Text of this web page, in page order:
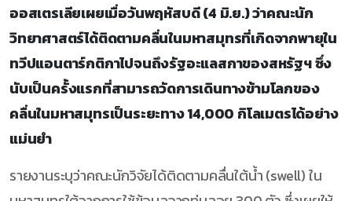
ออสเตรเลียเผยเมื่อวันพฤหัสบดี (4 มิ.ย.) ว่าคณะนัก
วิทยาศาสตร์ได้ติดตามคลื่นในมหาสมุทรที่เกิดจากพายุใน
ทวีปแอนตาร์กติกาไปจนถึงรัฐอะแลสกาของสหรัฐฯ ซึ่ง
นับเป็นครั้งแรกที่สามารถวัดการเดินทางข้ามโลกของ
คลื่นในมหาสมุทรเป็นระยะทาง 14,000 กิโลเมตรได้อย่าง
แม่นยำ
รายงานระบุว่าคณะนักวิจัยได้ติดตามคลื่นใต้น้ำ (swell) ใน